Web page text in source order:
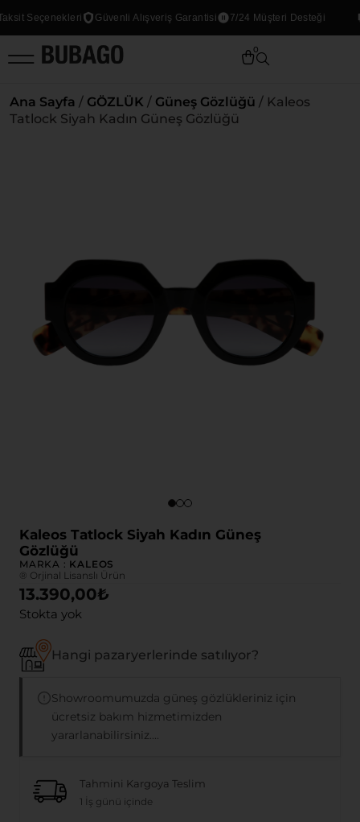
Seçenekleri Güvenli Alışveriş Garantisi 7/24 Müşteri Desteği
0
Ana Sayfa / GÖZLÜK / Güneş Gözlüğü / Kaleos
Tatlock Siyah Kadın Güneş Gözlüğü
Kaleos Tatlock Siyah Kadın Güneş
Gözlüğü
MARKA : KALEOS
® Orjinal Lisanslı Ürün
13.390,00₺
Stokta yok
Hangi pazaryerlerinde satılıyor?
Showroomumuzda güneş gözlükleriniz için
ücretsiz bakım hizmetimizden
yararlanabilirsiniz....
Tahmini Kargoya Teslim
1 İş günü içinde